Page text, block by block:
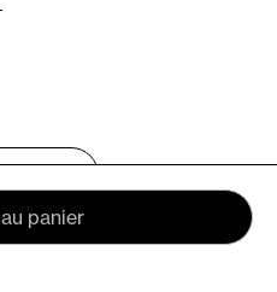
panier